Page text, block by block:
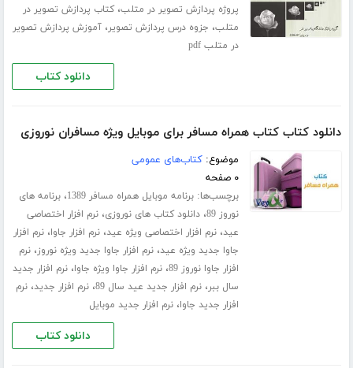
پروژه پردازش تصویر در متلب،کتاب پردازش تصویر در
متلب، جزوه درس پردازش تصویر،آموزش پردازش تصویر
در متلب pdf
دانلود کتاب
دانلود کتاب کتاب همراه مسافر برای موبایل ویژه مسافران نوروزی
موضوع:کتاب‌های عمومی
۰ صفحه
برچسب‌ها:برنامه موبایل همراه مسافر 1389 ،برنامه های
نوروز 89
،دانلود کتاب های نوروزی،نرم افزار اختصاصی
عید،نرم افزار اختصاصی ویژه عید،نرم افزار جاوا،نرم افزار
جاوا جدید ویژه عید،نرم افزار جاوا جدید ویژه نوروز،نرم
افزار جاوا نوروز 89
،نرم افزار جاوا ویژه جاوا،نرم افزار جدید
سال ببر،نرم افزار جدید عید سال 89 ،نرم افزار جدید،نرم
افزار جدید جاوا،نرم افزار جدید موبایل
دانلود کتاب